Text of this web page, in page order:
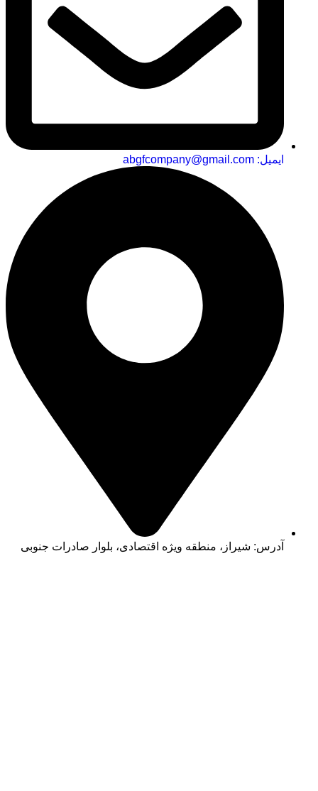
ایمیل: abgfcompany@gmail.com
آدرس: شیراز، منطقه ویژه اقتصادی، بلوار صادرات جنوبی